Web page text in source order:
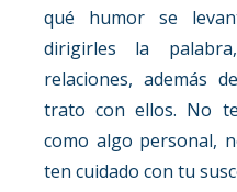
qué humor se
dirigirles la
relaciones, además
trato con ellos. No
como algo personal,
ten cuidado con tu